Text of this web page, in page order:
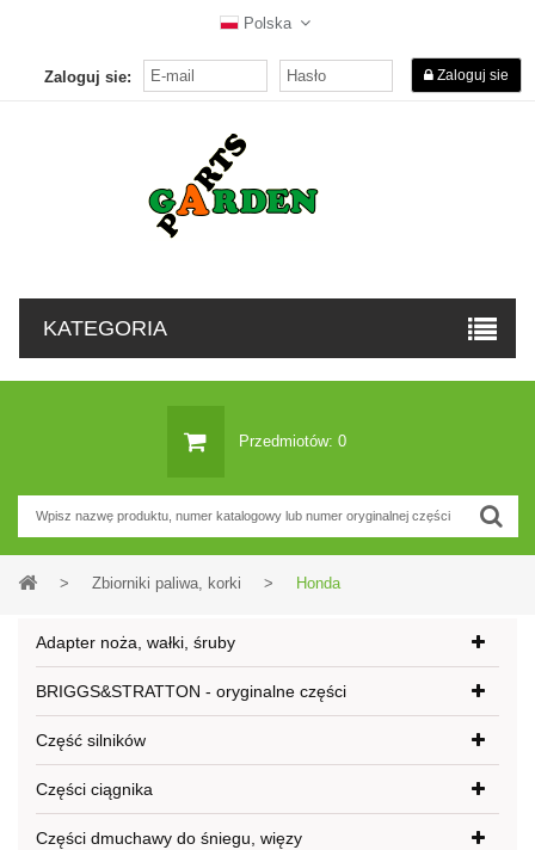
Polska
Zaloguj sie: Zaloguj sie
KATEGORIA
Przedmiotów: 0
> Zbiorniki paliwa, korki > Honda
Adapter noża, wałki, śruby
BRIGGS&STRATTON - oryginalne części
Część silników
Części ciągnika
Części dmuchawy do śniegu, więzy